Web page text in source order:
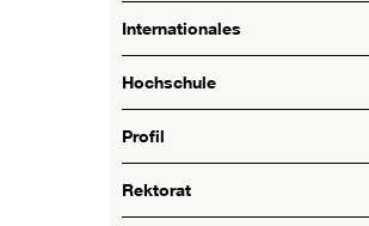
Internationales
Hochschule
Profil
Rektorat